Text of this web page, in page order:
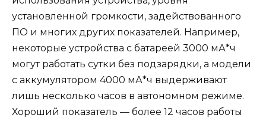
установленной громкости, задействованного
ПО и многих других показателей. Например,
некоторые устройства с батареей 3000 мА*ч
могут работать сутки без подзарядки, а модели
с аккумулятором 4000 мА*ч выдерживают
лишь несколько часов в автономном режиме.
Хороший показатель — более 12 часов работы